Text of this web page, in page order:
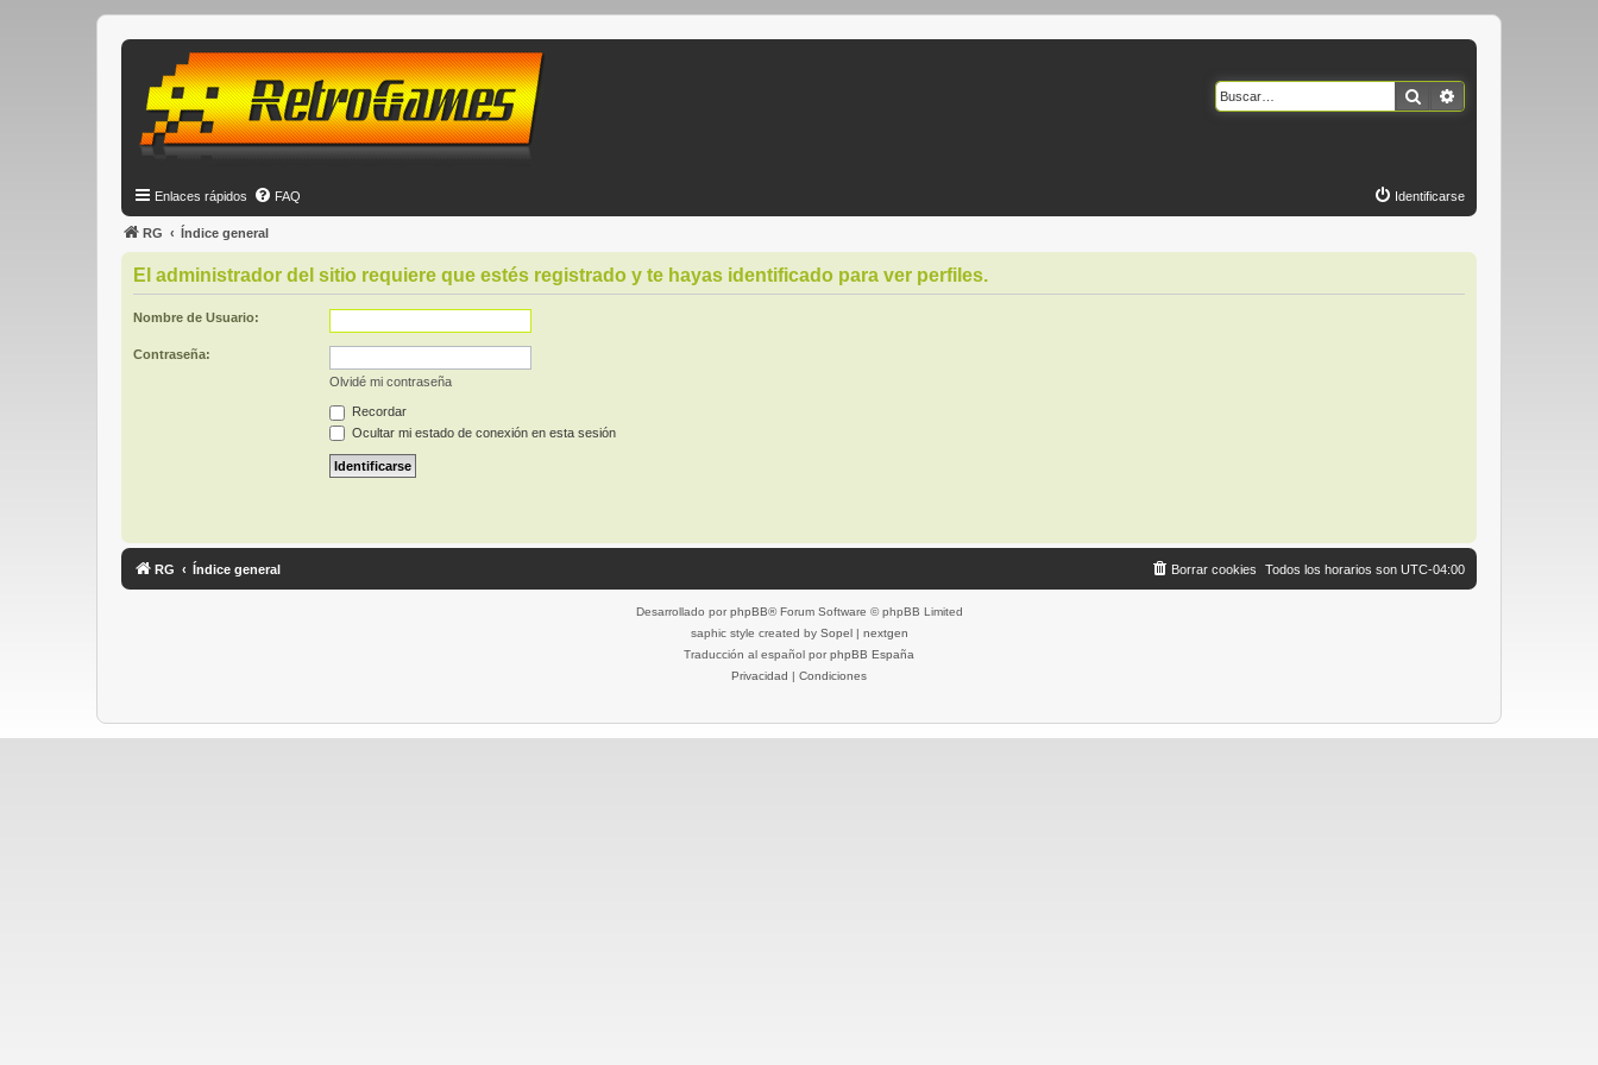
Buscar
Enlaces rápidos FAQ Identificarse
RG Índice general
El administrador del sitio requiere que estés registrado y te hayas identificado para ver perfiles.
Nombre de Usuario:
Contraseña:
Olvidé mi contraseña
Recordar
Ocultar mi estado de conexión en esta sesión
RG Índice general Todos los horarios son UTC-04:00
Borrar cookies
Desarrollado por phpBB® Forum Software © phpBB Limited
saphic style created by Sopel| nextgen
Traducción al español por phpBB España
Privacidad | Condiciones